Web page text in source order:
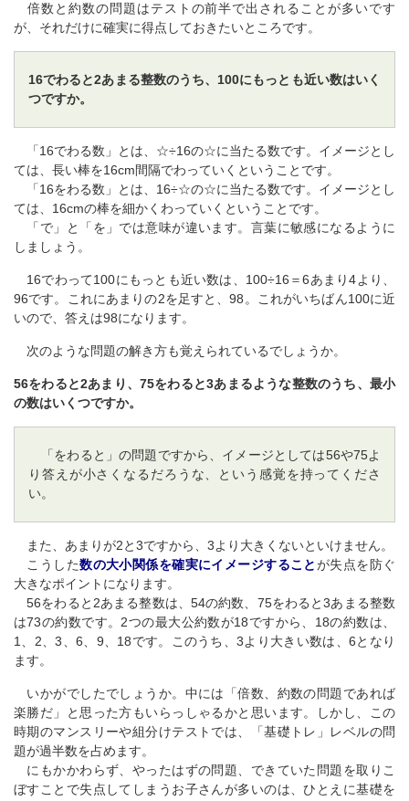
倍数と約数の問題はテストの前半で出されることが多いです
が、それだけに確実に得点しておきたいところです。
16でわると2あまる整数のうち、100にもっとも近い数はいく
つですか。
「16でわる数」とは、☆÷16の☆に当たる数です。イメージとし
ては、長い棒を16cm間隔でわっていくということです。
「16をわる数」とは、16÷☆の☆に当たる数です。イメージとし
ては、16cmの棒を細かくわっていくということです。
「で」と「を」では意味が違います。言葉に敏感になるように
しましょう。
16でわって100にもっとも近い数は、100÷16＝6あまり4より、
96です。これにあまりの2を足すと、98。これがいちばん100に近
いので、答えは98になります。
次のような問題の解き方も覚えられているでしょうか。
56をわると2あまり、75をわると3あまるような整数のうち、最小
の数はいくつですか。
「をわると」の問題ですから、イメージとしては56や75よ
り答えが小さくなるだろうな、という感覚を持ってくださ
い。
また、あまりが2と3ですから、3より大きくないといけません。
こうした数の大小関係を確実にイメージすることが失点を防ぐ
大きなポイントになります。
56をわると2あまる整数は、54の約数、75をわると3あまる整数
は73の約数です。2つの最大公約数が18ですから、18の約数は、
1、2、3、6、9、18です。このうち、3より大きい数は、6となり
ます。
いかがでしたでしょうか。中には「倍数、約数の問題であれば
楽勝だ」と思った方もいらっしゃるかと思います。しかし、この
時期のマンスリーや組分けテストでは、「基礎トレ」レベルの問
題が過半数を占めます。
にもかかわらず、やったはずの問題、できていた問題を取りこ
ぼすことで失点してしまうお子さんが多いのは、ひとえに基礎を